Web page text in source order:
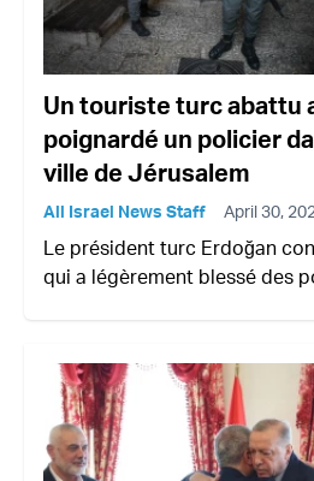
Un touriste turc abattu
poignardé un policier
ville de Jérusalem
All Israel News Staff April 30,
Le président turc Erdoğan
qui a légèrement blessé des